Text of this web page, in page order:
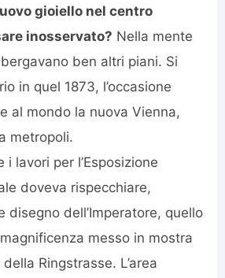
gioiello nel centro
inosservato? Nella mente
ben altri piani. Si
in quel 1873, l’occasione
al mondo la nuova Vienna,
metropoli.
i lavori per l’Esposizione
doveva rispecchiare,
disegno dell’Imperatore, quello
messo in mostra
Ringstrasse. L’area